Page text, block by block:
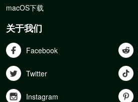
macOS下载
关于我们
Facebook
Twitter
Instagram